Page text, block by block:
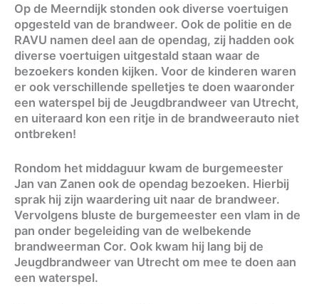
Op de Meerndijk stonden ook diverse voertuigen
opgesteld van de brandweer. Ook de politie en de
RAVU namen deel aan de opendag, zij hadden ook
diverse voertuigen uitgestald staan waar de
bezoekers konden kijken. Voor de kinderen waren
er ook verschillende spelletjes te doen waaronder
een waterspel bij de Jeugdbrandweer van Utrecht,
en uiteraard kon een ritje in de brandweerauto niet
ontbreken!
Rondom het middaguur kwam de burgemeester
Jan van Zanen ook de opendag bezoeken. Hierbij
sprak hij zijn waardering uit naar de brandweer.
Vervolgens bluste de burgemeester een vlam in de
pan onder begeleiding van de welbekende
brandweerman Cor. Ook kwam hij lang bij de
Jeugdbrandweer van Utrecht om mee te doen aan
een waterspel.